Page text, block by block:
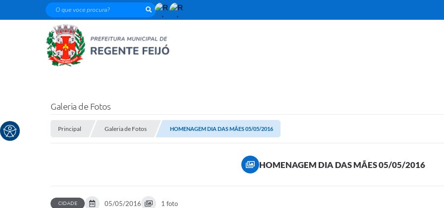
O que voce procura?
Galeria de Fotos
Principal Galeria de Fotos HOMENAGEM DIA DAS MÃES 05/05/2016
HOMENAGEM DIA DAS MÃES 05/05/2016
CIDADE 05/05/2016 1 foto